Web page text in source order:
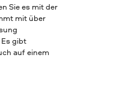
Sie es mit der
mit über
gibt
auf einem